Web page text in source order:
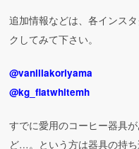
追加情報などは、各インス
クしてみて下さい。
@vanillakoriyama
@kg_flatwhitemh
すでに愛用のコーヒー器具
ど…。という方は器具の持